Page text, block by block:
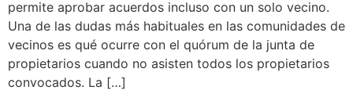
permite aprobar acuerdos incluso con un solo vecino.
Una de las dudas más habituales en las comunidades de
vecinos es qué ocurre con el quórum de la junta de
propietarios cuando no asisten todos los propietarios
convocados. La […]